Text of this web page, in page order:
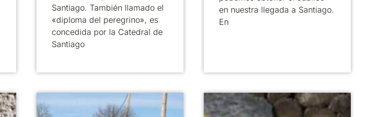
Santiago. También llamado el
«diploma del peregrino», es
concedida por la Catedral de
Santiago
en nuestra llegada a Santiago.
En